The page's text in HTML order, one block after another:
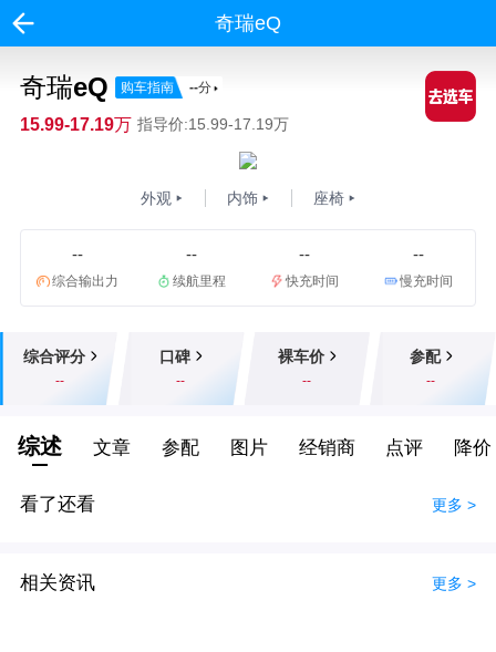
奇瑞eQ
奇瑞eQ 购车指南 --分
15.99-17.19万 指导价:15.99-17.19万
外观 内饰 座椅
--
综合输出力
--
续航里程
--
快充时间
--
慢充时间
综合评分
--
口碑
--
裸车价
--
参配
--
综述 文章 参配 图片 经销商 点评 降价
看了还看 更多 >
相关资讯 更多 >